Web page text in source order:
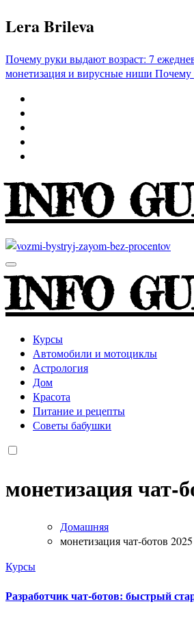
Перейти
к
Lera Brileva
Почему руки выдают возраст: 7
монетизация и вирусные ниши Почему
INFO
INFO
Курсы
Автомобили и мотоциклы
Астрология
Дом
Красота
Питание и рецепты
Советы бабушки
монетизация чат-
Домашняя
монетизация чат-ботов 2025
Курсы
Разработчик чат-ботов: быстрый